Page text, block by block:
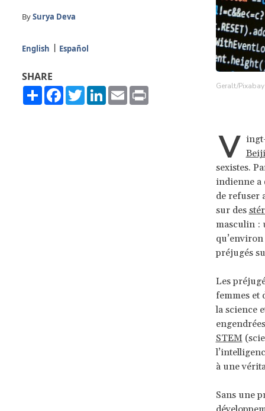
Geralt/Pixabay
BySurya Deva
English Español
SHARE
ShareFacebook
TwitterLinkedIn
Email
V
sexistes.
indienne a
de refuser
sur des
masculin :
préjugés
Les
femmes et
la science
STEM
à une
Sans une